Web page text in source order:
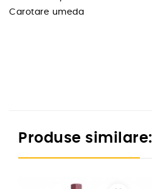
Carotare umeda
Produse similare: